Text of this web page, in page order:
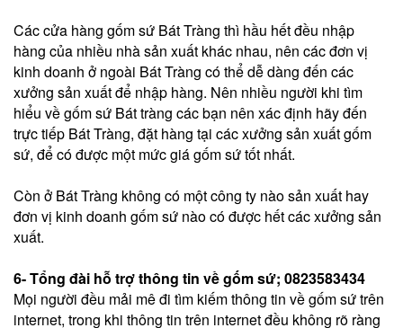
Các cửa hàng gốm sứ Bát Tràng thì hầu hết đều nhập
hàng của nhiều nhà sản xuất khác nhau, nên các đơn vị
kinh doanh ở ngoài Bát Tràng có thể dễ dàng đến các
xưởng sản xuất để nhập hàng. Nên nhiều người khi tìm
hiểu về gốm sứ Bát tràng các bạn nên xác định hãy đến
trực tiếp Bát Tràng, đặt hàng tại các xưởng sản xuất gốm
sứ, để có được một mức giá gốm sứ tốt nhất.
Còn ở Bát Tràng không có một công ty nào sản xuất hay
đơn vị kinh doanh gốm sứ nào có được hết các xưởng sản
xuất.
6- Tổng đài hỗ trợ thông tin về gốm sứ; 0823583434
Mọi người đều mải mê đi tìm kiếm thông tin về gốm sứ trên
internet, trong khi thông tin trên internet đều không rõ ràng